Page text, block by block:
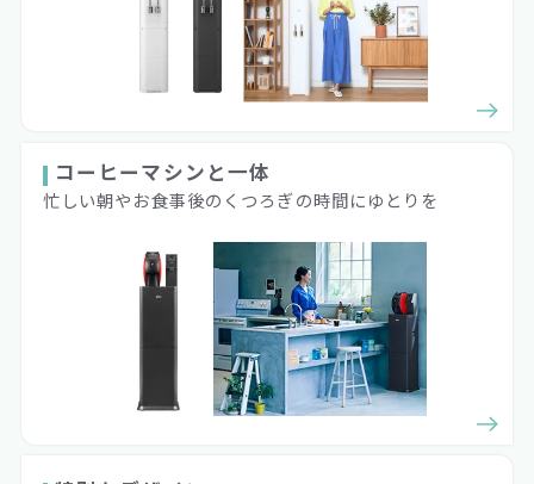
コーヒーマシンと一体
忙しい朝やお食事後のくつろぎの時間にゆとりを